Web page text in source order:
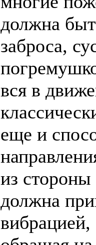
должна
заброса,
вся в
еще и
из
должна